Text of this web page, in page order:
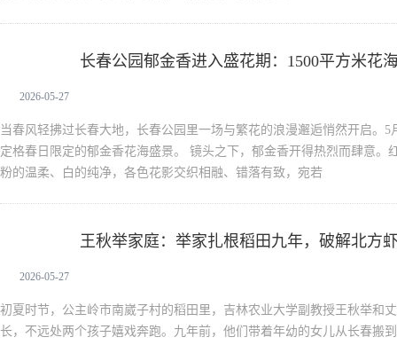
长春公园郁金香进入盛花期：1500平方米花
2026-05-27
当春风轻拂过长春大地，长春公园里一场与繁花的浪漫邂逅悄然开启。
定格春日限定的郁金香花海盛景。 镜头之下，郁金香开得热烈而肆意。
粉的温柔、白的纯净，各色花影交织相融、错落有致，宛若
王秋举家庭：举家扎根稻田九年，破解北方
2026-05-27
初夏时节，公主岭市南崴子村的稻田里，吉林农业大学副教授王秋举和
长，不远处两个孩子嬉戏奔跑。九年前，他们带着年幼的女儿从长春搬